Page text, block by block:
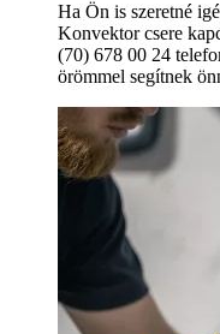
Ha Ön is szeretné
Konvektor csere
(70) 678 00 24
örömmel segítnek